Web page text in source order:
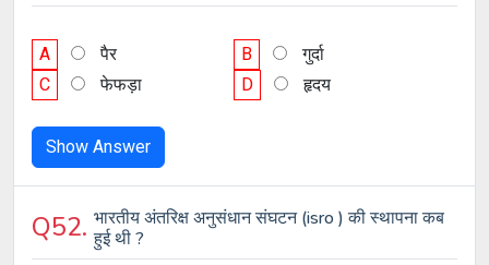
A पैर B
गुर्दा
C
फेफड़ा D हृदय
Show Answer
Q52.भारतीय अंतरिक्ष अनुसंधान संघटन (isro ) की स्थापना कब
हुई थी ?